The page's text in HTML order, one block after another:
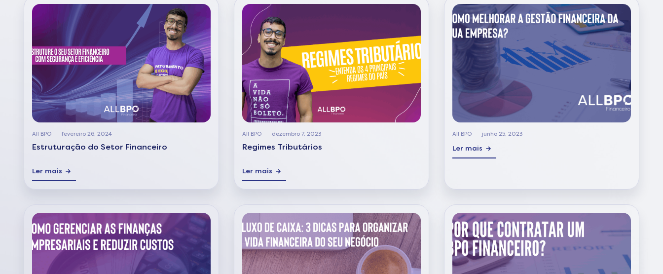
All BPO fevereiro 26, 2024
Estruturação do Setor Financeiro
Ler mais
All BPO dezembro 7, 2023
Regimes Tributários
Ler mais
All BPO junho 25, 2023
Ler mais